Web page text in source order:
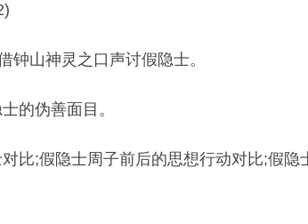
钟山神灵之口声讨假隐士。
的伪善面目。
比;假隐士周子前后的思想行动对比;假隐